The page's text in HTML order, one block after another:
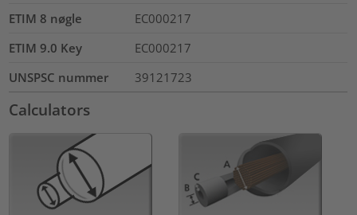
ETIM 8 nøgle
EC000217
ETIM 9.0 Key
EC000217
UNSPSC nummer
39121723
Calculators